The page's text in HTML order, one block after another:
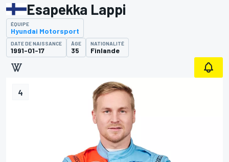
4
Esapekka Lappi
ÉQUIPE
Hyundai Motorsport
DATE DE NAISSANCE
1991-01-17
ÂGE
35
NATIONALITÉ
Finlande